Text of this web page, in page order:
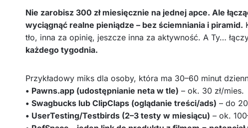
Nie zarobisz 300 zł miesięcznie na jednej apce. Ale
wyciągnąć realne pieniądze – bez ściemniania i piramid.
tło, inna za opinię, jeszcze inna za aktywność. A Ty…
każdego tygodnia.
Przykładowy miks dla osoby, która ma 30–60 minut
• Pawns.app (udostępnianie neta w tle) – ok. 30 zł/mies.
• Swagbucks lub ClipClaps (oglądanie treści/ads) – do
• UserTesting/Testbirds (2–3 testy w miesiącu) – ok.